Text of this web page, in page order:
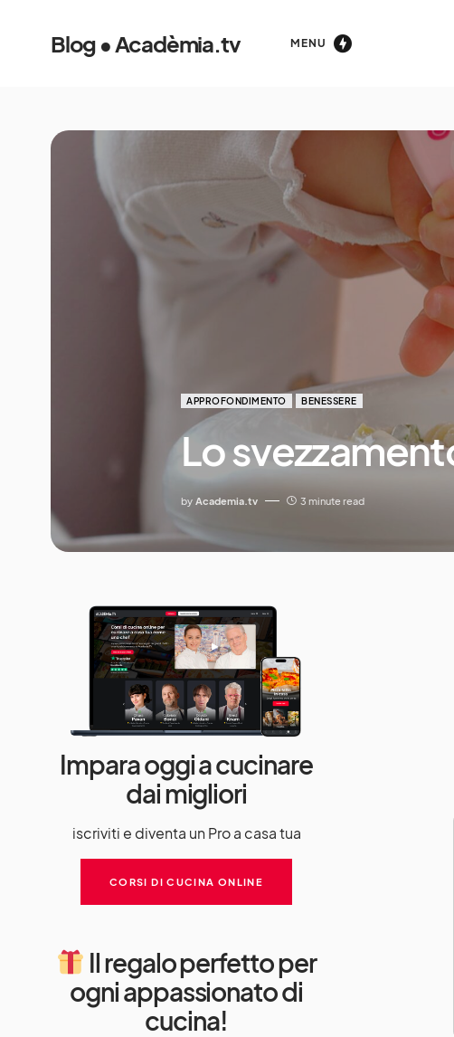
Blog • Acadèmia.tv MENU
APPROFONDIMENTO BENESSERE
Lo
by Academia.tv 3 minute read
Impara oggi a cucinare
dai migliori
iscriviti e diventa un Pro a casa tua
CORSI DI CUCINA ONLINE
Il regalo perfetto per
ogni appassionato di
cucina!